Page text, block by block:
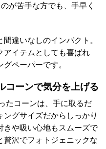
が苦手な方でも、手早く
違いなしのインパクト。
アイテムとしても喜ばれ
ペーパーです。
コーンで気分を上げる
たコーンは、手に取るだ
グサイズだからしっかり
きや吸い心地もスムーズで
沢でフォトジェニックな